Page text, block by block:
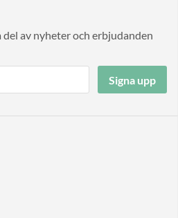
av nyheter och erbjudanden
Signa upp